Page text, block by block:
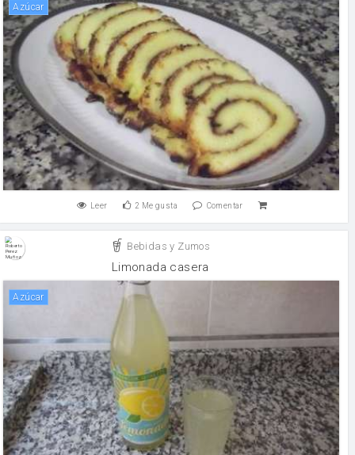
Azúcar
Leer 2 Me gusta Comentar
Bebidas y Zumos
Limonada casera
Azúcar